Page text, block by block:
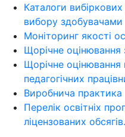
Каталоги
вибору здобувачами
Моніторинг якості
Щорічне оцінювання
Щорічне оцінювання
педагогічних
Виробнича практика
Перелік освітніх
ліцензoваних oбсягів.